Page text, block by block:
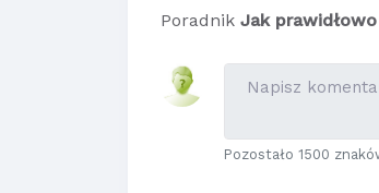
Poradnik Jak
Pozostało 1500